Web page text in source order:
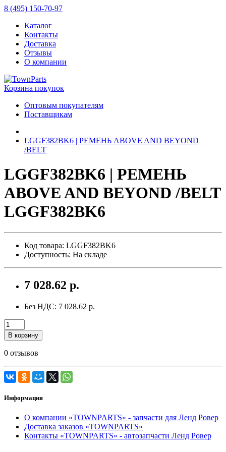
8 (495) 150-70-97
Каталог
Контакты
Доставка
Отзывы
О компании
Корзина покупок
Оптовым покупателям
Поставщикам
LGGF382BK6 | РЕМЕНЬ ABOVE AND BEYOND
/BELT
LGGF382BK6 | РЕМЕНЬ
ABOVE AND BEYOND /BELT
LGGF382BK6
Код товара: LGGF382BK6
Доступность: На складе
7 028.62 р.
Без НДС: 7 028.62 р.
В корзину
0 отзывов
Информация
О компании «TOWNPARTS» - запчасти для Ленд Ровер
Доставка заказов «TOWNPARTS»
Контакты «TOWNPARTS» - автозапчасти Ленд Ровер